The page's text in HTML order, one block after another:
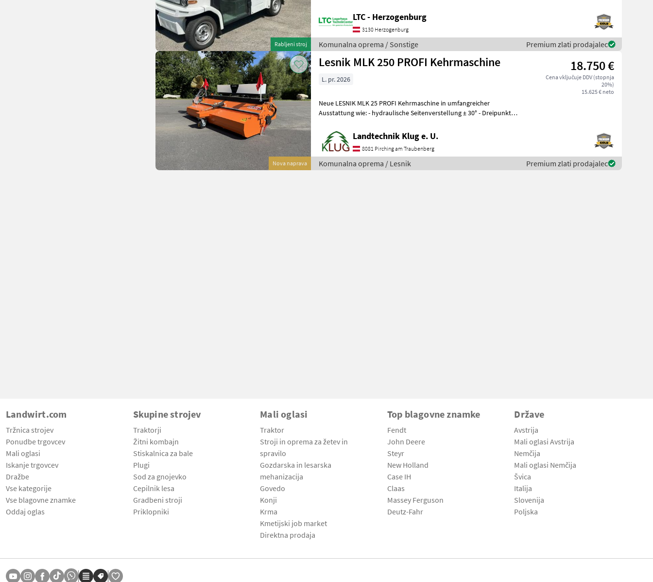
Rabljeni stroj
StraßenzulaLTC - Herzogenburg
3130 Herzogenburg
Komunalna oprema / Sonstige Premium zlati prodajalec
Nova naprava
Lesnik MLK 250 PROFI Kehrmaschine 18.750 €
Cena vključuje DDV (stopnja
20%)
15.625 € neto
L. pr. 2026
Neue LESNIK MLK 25 PROFI Kehrmaschine in umfangreicher
Ausstattung wie: - hydraulische Seitenverstellung ± 30° - Dreipunkt
Landtechnik Klug e. U.
8081 Pirching am Traubenberg
Komunalna oprema / Lesnik Premium zlati prodajalec
Landwirt.com
Tržnica strojev
Ponudbe trgovcev
Mali oglasi
Iskanje trgovcev
Dražbe
Vse kategorije
Vse blagovne znamke
Oddaj oglas
Skupine strojev
Traktorji
Žitni kombajn
Stiskalnica za bale
Plugi
Sod za gnojevko
Cepilnik lesa
Gradbeni stroji
Priklopniki
Mali oglasi
Traktor
Stroji in oprema za žetev in
spravilo
Gozdarska in lesarska
mehanizacija
Govedo
Konji
Krma
Kmetijski job market
Direktna prodaja
Top blagovne znamke
Fendt
John Deere
Steyr
New Holland
Case IH
Claas
Massey Ferguson
Deutz-Fahr
Države
Avstrija
Mali oglasi Avstrija
Nemčija
Mali oglasi Nemčija
Švica
Italija
Slovenija
Poljska